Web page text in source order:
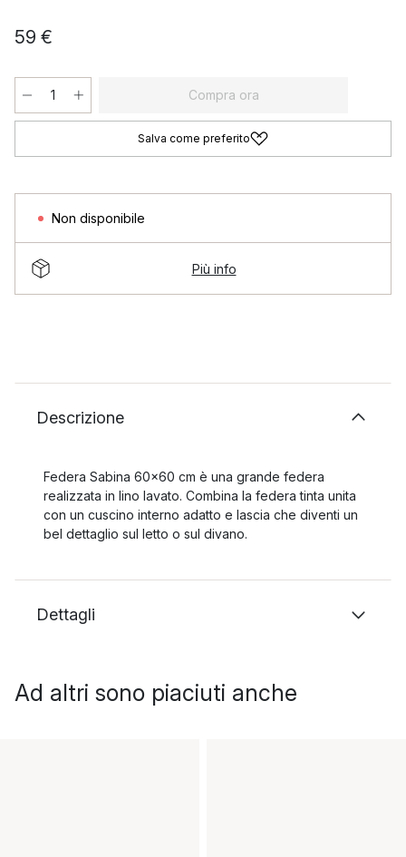
59 €
Compra ora
Salva come preferito
Non disponibile
Più info
Descrizione
Federa Sabina 60x60 cm è una grande federa
realizzata in lino lavato. Combina la federa tinta unita
con un cuscino interno adatto e lascia che diventi un
bel dettaglio sul letto o sul divano.
Dettagli
Ad altri sono piaciuti anche